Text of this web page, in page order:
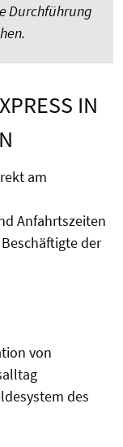
Durchführung
IN
am
Anfahrtszeiten
der
von
des